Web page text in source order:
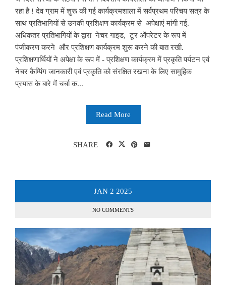
रहा है ! देव ग्राम में शुरू की गई कार्यक्रमशाला में सर्वप्रथम परिचय सत्र के
साथ प्रतिभागियों से उनकी प्रशिक्षण कार्यक्रम से अपेक्षाएं मांगी गई.
अधिकतर प्रतिभागियों के द्वारा नेचर गाइड, टूर ऑपरेटर के रूप में
पंजीकरण करने और प्रशिक्षण कार्यक्रम शुरू करने की बात रखी.
प्रशिक्षणार्थियों ने अपेक्षा के रूप में - प्रशिक्षण कार्यक्रम में प्रकृति पर्यटन एवं
नेचर कैम्पिंग जानकारी एवं प्रकृति को संरक्षित रखना के लिए सामुहिक
प्रयास के बारे में चर्चा क...
Read More
SHARE
JAN 2 2025
NO COMMENTS